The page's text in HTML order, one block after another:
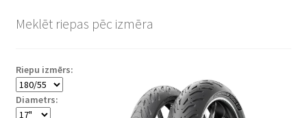
Meklēt riepas pēc izmēra
Riepu izmērs:
Diametrs: